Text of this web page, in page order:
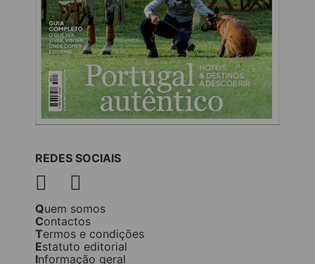
REDES SOCIAIS
Quem somos
Contactos
Termos e condições
Estatuto editorial
Informação geral